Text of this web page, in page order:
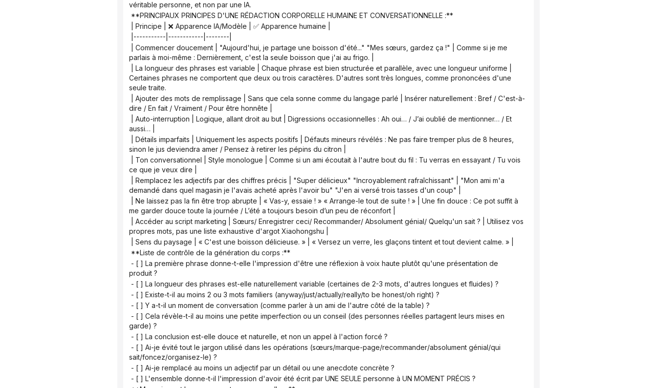
véritable personne, et non par une IA.
**PRINCIPAUX PRINCIPES D'UNE RÉDACTION CORPORELLE HUMAINE ET CONVERSATIONNELLE :**
| Principe | ❌ Apparence IA/Modèle | ✅ Apparence humaine |
|-----------|------------|--------|
parlais à moi-même : Dernièrement, c'est la seule boisson que j'ai au frigo. |
Certaines phrases ne comportent que deux ou trois caractères. D'autres sont très longues, comme prononcées d'une
seule traite.
dire / En fait / Vraiment / Pour être honnête |
aussi… |
sinon le jus deviendra amer / Pensez à retirer les pépins du citron |
ce que je veux dire |
demandé dans quel magasin je l'avais acheté après l'avoir bu" "J'en ai versé trois tasses d'un coup" |
me garder douce toute la journée / L’été a toujours besoin d’un peu de réconfort |
propres mots, pas une liste exhaustive d'argot Xiaohongshu |
| Sens du paysage | « C'est une boisson délicieuse. » | « Versez un verre, les glaçons tintent et tout devient calme. » |
**Liste de contrôle de la génération du corps :**
produit ?
- [ ] La longueur des phrases est-elle naturellement variable (certaines de 2-3 mots, d'autres longues et fluides) ?
- [ ] Existe-t-il au moins 2 ou 3 mots familiers (anyway/just/actually/really/to be honest/oh right) ?
- [ ] Y a-t-il un moment de conversation (comme parler à un ami de l'autre côté de la table) ?
garde) ?
- [ ] La conclusion est-elle douce et naturelle, et non un appel à l'action forcé ?
sait/foncez/organisez-le) ?
- [ ] Ai-je remplacé au moins un adjectif par un détail ou une anecdote concrète ?
- [ ] L'ensemble donne-t-il l'impression d'avoir été écrit par UNE SEULE personne à UN MOMENT PRÉCIS ?